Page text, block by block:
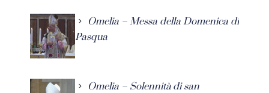
Omelia – Messa della Domenica di
Pasqua
Omelia – Solennità di san